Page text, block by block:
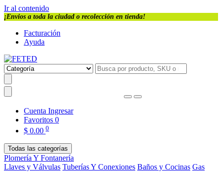
Ir al contenido
¡Envios a toda la ciudad o recolección en tienda!
Facturación
Ayuda
Cuenta Ingresar
Favoritos 0
$ 0.00 0
Todas las categorías
Plomería Y Fontanería
Llaves y Válvulas Tuberías Y Conexiones Baños y Cocinas Gas